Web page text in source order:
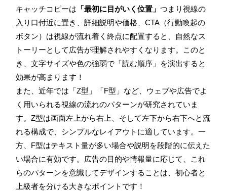
キャッチコピーは 「最初に目がいく位置」 つまり視線の
入り口付近に置き、詳細説明や価格、CTA（行動喚起の
ボタン）は視線が流れ着く終点に配置すると、自然なス
トーリーとして広告が理解されやすくなります。このと
き、文字サイズや色の強弱で「読む順序」を演出すると
効果が高まります！
また、近年では「Z型」「F型」など、ウェブや広告でよ
く用いられる視線の流れのパターンが研究されていま
す。Z型は画面左上から右上、そして左下から右下へと流
れる構成で、シンプルなレイアウトに適しています。一
方、F型はテキスト量が多い場合や説明を段階的に伝えた
い場合に有効です。広告の目的や情報量に応じて、これ
らのパターンを意識してデザインすることは、初心者と
上級者を分ける大きなポイントです！